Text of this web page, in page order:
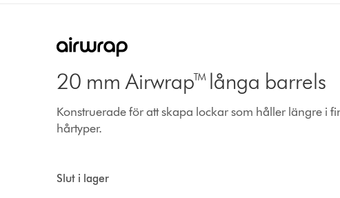
20 mm Airwrap™ långa barrels
Konstruerade för att skapa lockar som håller längre i
hårtyper.
Slut i lager